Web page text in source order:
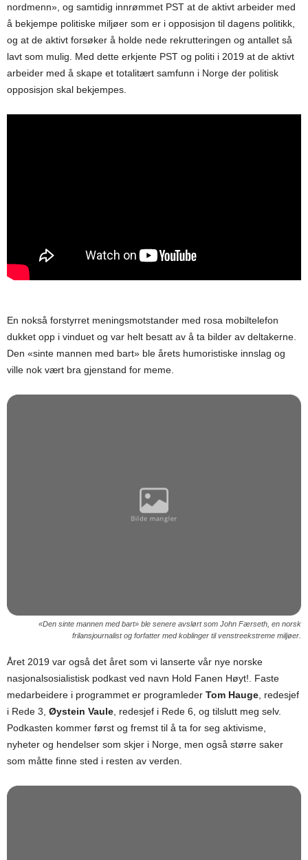
nordmenn», og samtidig innrømmet PST at de aktivt arbeider med
å bekjempe politiske miljøer som er i opposisjon til dagens politikk,
og at de aktivt forsøker å holde nede rekrutteringen og antallet så
lavt som mulig. Med dette erkjente PST og politi i 2019 at de aktivt
arbeider med å skape et totalitært samfunn i Norge der politisk
opposisjon skal bekjempes.
En nokså forstyrret meningsmotstander med rosa mobiltelefon
dukket opp i vinduet og var helt besatt av å ta bilder av deltakerne.
Den «sinte mannen med bart» ble årets humoristiske innslag og
ville nok vært bra gjenstand for meme.
«Den sinte mannen med bart» ble senere avslørt som John Færseth, en norsk
frilansjournalist og forfatter med koblinger til venstreekstreme miljøer.
Året 2019 var også det året som vi lanserte vår nye norske
nasjonalsosialistisk podkast ved navn Hold Fanen Høyt!. Faste
medarbeidere i programmet er programleder Tom Hauge , redesjef
i Rede 3, Øystein Vaule , redesjef i Rede 6, og tilslutt meg selv.
Podkasten kommer først og fremst til å ta for seg aktivisme,
nyheter og hendelser som skjer i Norge, men også større saker
som måtte finne sted i resten av verden.